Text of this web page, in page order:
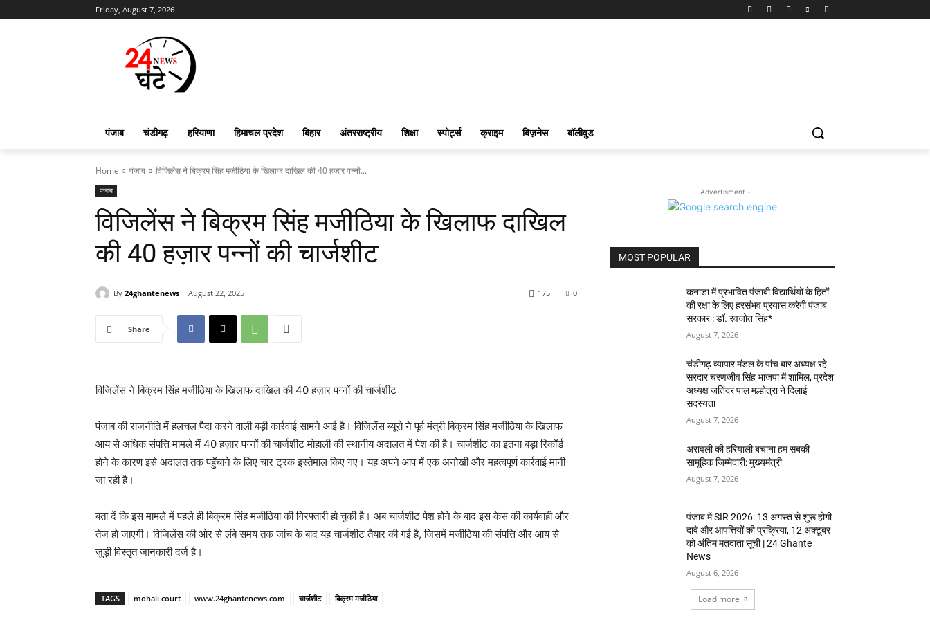
Friday, August 7, 2026
पंजाब चंडीगढ़ हरियाणा हिमाचल प्रदेश बिहार अंतरराष्ट्रीय शिक्षा स्पोर्ट्स क्राइम बिज़नेस बॉलीवुड
Home पंजाब विजिलेंस ने बिक्रम सिंह मजीठिया के खिलाफ दाखिल की 40 हज़ार पन्नों...
पंजाब
विजिलेंस ने बिक्रम सिंह मजीठिया के खिलाफ दाखिल
की 40 हज़ार पन्नों की चार्जशीट
By 24ghantenews August 22, 2025 0
175
Share
विजिलेंस ने बिक्रम सिंह मजीठिया के खिलाफ दाखिल की 40 हज़ार पन्नों की चार्जशीट
पंजाब की राजनीति में हलचल पैदा करने वाली बड़ी कार्रवाई सामने आई है। विजिलेंस ब्यूरो ने पूर्व मंत्री बिक्रम सिंह मजीठिया के खिलाफ
आय से अधिक संपत्ति मामले में 40 हज़ार पन्नों की चार्जशीट मोहाली की स्थानीय अदालत में पेश की है। चार्जशीट का इतना बड़ा रिकॉर्ड
होने के कारण इसे अदालत तक पहुँचाने के लिए चार ट्रक इस्तेमाल किए गए। यह अपने आप में एक अनोखी और महत्वपूर्ण कार्रवाई मानी
जा रही है।
बता दें कि इस मामले में पहले ही बिक्रम सिंह मजीठिया की गिरफ्तारी हो चुकी है। अब चार्जशीट पेश होने के बाद इस केस की कार्यवाही और
तेज़ हो जाएगी। विजिलेंस की ओर से लंबे समय तक जांच के बाद यह चार्जशीट तैयार की गई है, जिसमें मजीठिया की संपत्ति और आय से
जुड़ी विस्तृत जानकारी दर्ज है।
TAGS mohali court www.24ghantenews.com चार्जशीट बिक्रम मजीठिया
- Advertisment -
MOST POPULAR
कनाडा में प्रभावित पंजाबी विद्यार्थियों के हितों
की रक्षा के लिए हरसंभव प्रयास करेगी पंजाब
सरकार : डॉ. रवजोत सिंह*
August 7, 2026
चंडीगढ़ व्यापार मंडल के पांच बार अध्यक्ष रहे
सरदार चरणजीव सिंह भाजपा में शामिल, प्रदेश
अध्यक्ष जतिंदर पाल मल्होत्रा ने दिलाई
सदस्यता
August 7, 2026
अरावली की हरियाली बचाना हम सबकी
सामूहिक जिम्मेदारी: मुख्यमंत्री
August 7, 2026
पंजाब में SIR 2026: 13 अगस्त से शुरू होगी
दावे और आपत्तियों की प्रक्रिया, 12 अक्टूबर
को अंतिम मतदाता सूची | 24 Ghante
News
August 6, 2026
Load more